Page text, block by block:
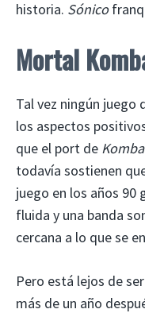
historia. Sónico
Mortal
Tal vez ningún juego
los aspectos
que el port de
todavía sostienen
juego en los años 90
fluida y una banda
cercana a lo que se
Pero está lejos de
más de un año